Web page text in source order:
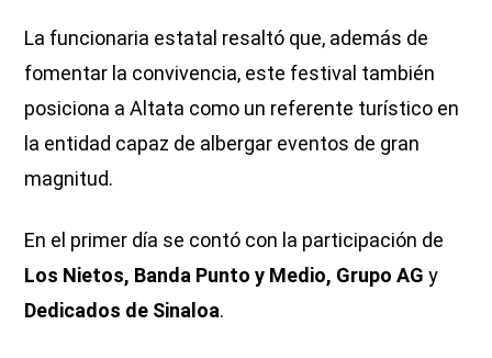
La funcionaria estatal resaltó que, además de
fomentar la convivencia, este festival también
posiciona a Altata como un referente turístico en
la entidad capaz de albergar eventos de gran
magnitud.
En el primer día se contó con la participación de
Los Nietos, Banda Punto y Medio, Grupo AGy
Dedicados de Sinaloa.